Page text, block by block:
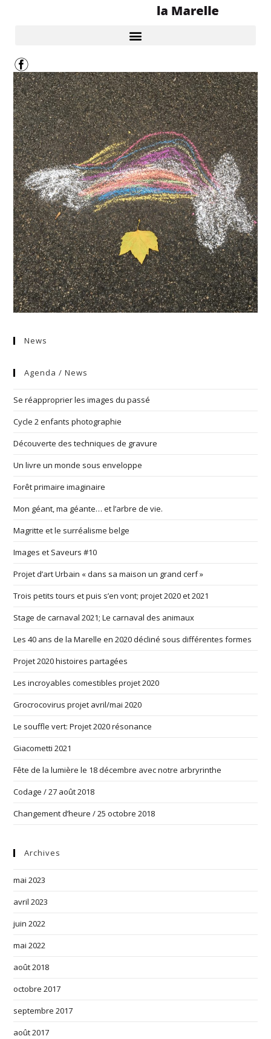
News
Agenda / News
Se réapproprier les images du passé
Cycle 2 enfants photographie
Découverte des techniques de gravure
Un livre un monde sous enveloppe
Forêt primaire imaginaire
Mon géant, ma géante… et l’arbre de vie.
Magritte et le surréalisme belge
Images et Saveurs #10
Projet d’art Urbain « dans sa maison un grand cerf »
Trois petits tours et puis s’en vont; projet 2020 et 2021
Stage de carnaval 2021; Le carnaval des animaux
Les 40 ans de la Marelle en 2020 décliné sous différentes formes
Projet 2020 histoires partagées
Les incroyables comestibles projet 2020
Grocrocovirus projet avril/mai 2020
Le souffle vert: Projet 2020 résonance
Giacometti 2021
Fête de la lumière le 18 décembre avec notre arbryrinthe
Codage / 27 août 2018
Changement d’heure / 25 octobre 2018
Archives
mai 2023
avril 2023
juin 2022
mai 2022
août 2018
octobre 2017
septembre 2017
août 2017